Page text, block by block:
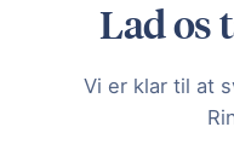
Lad os
Vi er klar til at